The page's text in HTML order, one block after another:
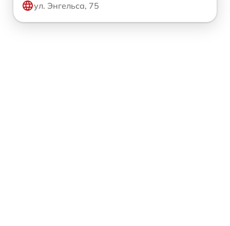
ул. Энгельса, 75